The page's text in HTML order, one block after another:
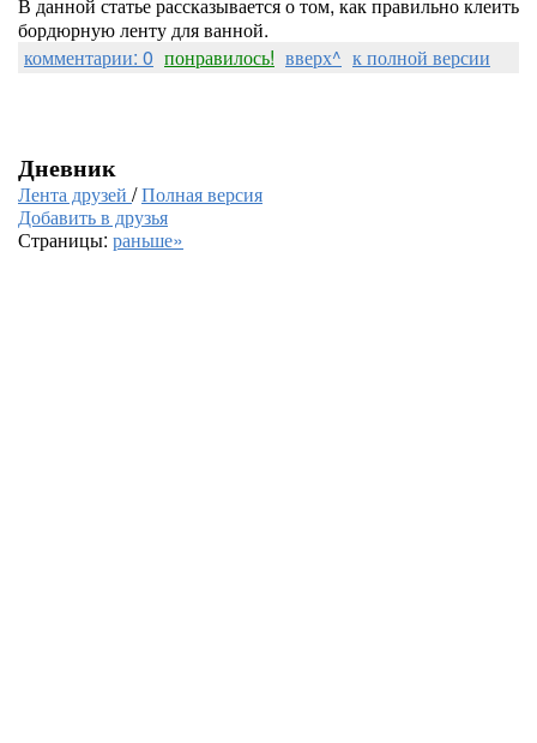
бордюрную ленту для ванной.
комментарии: 0 понравилось! вверх^ к полной версии
Дневник
Лента друзей /Полная версия
Добавить в друзья
Страницы: раньше»